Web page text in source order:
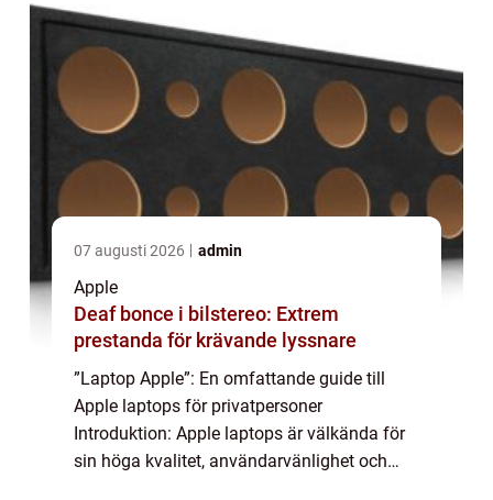
07 augusti 2026 admin
Apple
Deaf bonce i bilstereo: Extrem
prestanda för krävande lyssnare
”Laptop Apple”: En omfattande guide till
Apple laptops för privatpersoner
Introduktion: Apple laptops är välkända för
sin höga kvalitet, användarvänlighet och